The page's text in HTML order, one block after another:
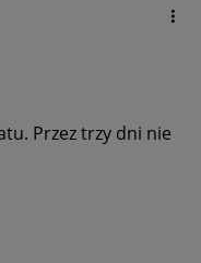
Przez trzy dni nie